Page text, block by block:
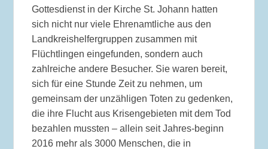
Gottesdienst in der Kirche St. Johann hatten
sich nicht nur viele Ehrenamtliche aus den
Landkreishelfergruppen zusammen mit
Flüchtlingen eingefunden, sondern auch
zahlreiche andere Besucher. Sie waren bereit,
sich für eine Stunde Zeit zu nehmen, um
gemeinsam der unzähligen Toten zu gedenken,
die ihre Flucht aus Krisengebieten mit dem Tod
bezahlen mussten – allein seit Jahres-beginn
2016 mehr als 3000 Menschen, die in